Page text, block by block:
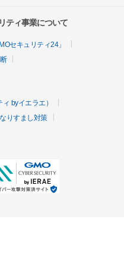
ティ事業について
セキュリティ24」
byイエラエ）
なりすまし対策